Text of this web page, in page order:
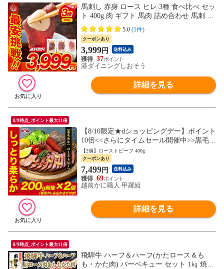
馬刺し 赤身 ロース ヒレ 3種 食べ比べ セッ
ト 400g 肉 ギフト 馬肉 詰め合わせ 馬刺 霜
降り 3人前 4人前 馬ヒレ おつまみ お肉 贈
り物 記念日 ギフト プレゼント
5.0 (1件)
クーポンあり
3,999円 送料込み
37
港ダイニングしおそう
詳細を見る
8/9時点_ポイント最大11倍
【8/10限定★dショッピングデー】ポイント
10倍<<さらにタイムセール開催中>>黒毛和
牛の極上ローストビーフ もも肉400g（200g
×2個）専用ソース＆西洋わさび付き ※名
古屋市金山にある焼肉屋さん「みつ星」監
修 ローストビーフ 冷凍 肉 グルメ 海鮮vs肉
【2個】ローストビーフ 400g
クーポンあり
7,499円 送料込み
69
越前かに職人 甲羅組
詳細を見る
8/9時点_ポイント最大11倍
飛騨牛 ハーフ＆ハーフ(かたロース＆も
も・かた肉) バーベキュー セット 1㎏ 焼肉